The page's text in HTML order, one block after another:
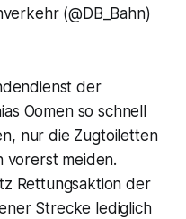
(@DB_Bahn)
der
Oomen so schnell
nur die Zugtoiletten
vorerst meiden.
Rettungsaktion der
Strecke lediglich